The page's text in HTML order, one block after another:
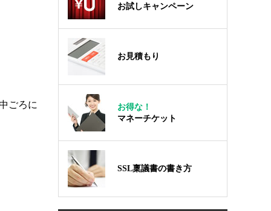
ごろに
お試しキャンペーン
お見積もり
お得な！
マネーチケット
SSL稟議書の書き方